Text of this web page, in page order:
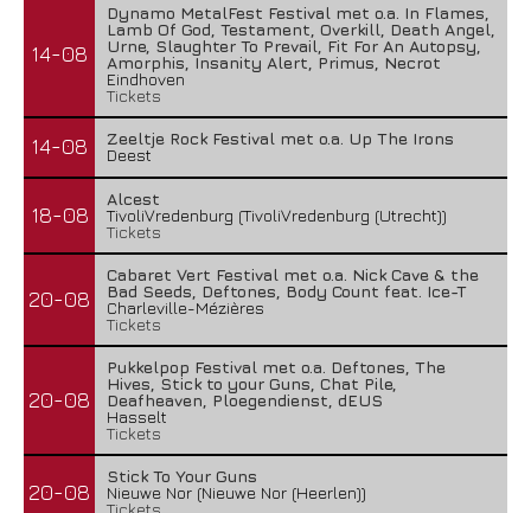
14-08
Dynamo MetalFest Festival met o.a. In Flames,
Lamb Of God, Testament, Overkill, Death Angel,
Urne, Slaughter To Prevail, Fit For An Autopsy,
Amorphis, Insanity Alert, Primus, Necrot
Eindhoven
Tickets
14-08
Zeeltje Rock Festival met o.a. Up The Irons
Deest
18-08
Alcest
TivoliVredenburg (TivoliVredenburg (Utrecht))
Tickets
20-08
Cabaret Vert Festival met o.a. Nick Cave & the
Bad Seeds, Deftones, Body Count feat. Ice-T
Charleville-Mézières
Tickets
20-08
Pukkelpop Festival met o.a. Deftones, The
Hives, Stick to your Guns, Chat Pile,
Deafheaven, Ploegendienst, dEUS
Hasselt
Tickets
20-08
Stick To Your Guns
Nieuwe Nor (Nieuwe Nor (Heerlen))
Tickets